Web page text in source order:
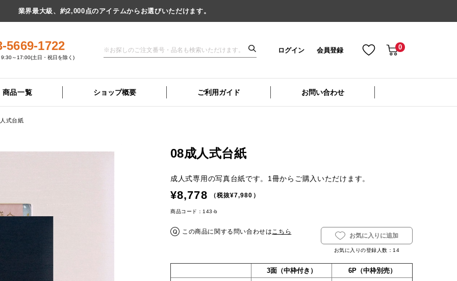
業界最大級、約2,000点のアイテムからお選びいただけます。
5669-1722
～17:00(土日・祝日を除く)
ログイン 会員登録 0
商品一覧 ショップ概要 ご利用ガイド お問い合わせ
式台紙
08成人式台紙
成人式専用の写真台紙です。1冊からご購入いただけます。
¥8,778 （税抜¥7,980）
商品コード：143-b
この商品に関する問い合わせはこちら
お気に入りに追加
お気に入りの登録人数： 14
3面（中枠付き） 6P（中枠別売）